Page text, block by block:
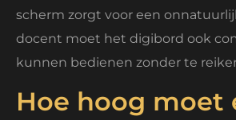
scherm zorgt voor een
docent moet het digibord ook
kunnen bedienen zonder te
Hoe hoog moet